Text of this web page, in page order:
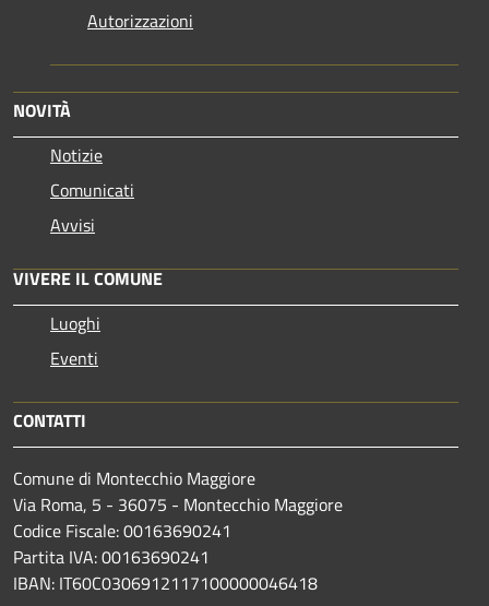
Autorizzazioni
NOVITÀ
Notizie
Comunicati
Avvisi
VIVERE IL COMUNE
Luoghi
Eventi
CONTATTI
Comune di Montecchio Maggiore
Via Roma, 5 - 36075 - Montecchio Maggiore
Codice Fiscale: 00163690241
Partita IVA: 00163690241
IBAN: IT60C0306912117100000046418